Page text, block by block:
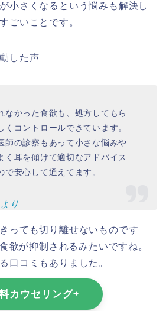
小さくなるという悩みも解決し
ごいことです。
した声
なかった食欲も、処方してもら
くコントロールできています。
師の診察もあって小さな悩みや
く耳を傾けて適切なアドバイス
で安心して通えてます。
り
っても切り離せないものです
欲が抑制されるみたいですね。
口コミもありました。
カウセリング⇨